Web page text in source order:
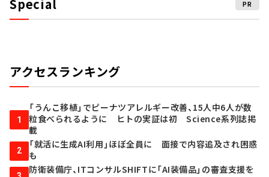
Special PR
アクセスランキング
1
「うんこ移植」でピーナツアレルギー改善、15人中6人が数
粒食べられるように ヒトの実証は初 Science系列誌掲
載
2
「就活に生成AI利用」ほぼ全員に 面接で内容追及され困惑
も
防衛装備庁、ITコンサルSHIFTに「AI装備品」の審査支援を